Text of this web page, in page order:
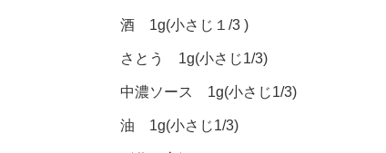
酒 1g(小さじ１/3 )
さとう 1g(小さじ1/3)
中濃ソース 1g(小さじ1/3)
油 1g(小さじ1/3)